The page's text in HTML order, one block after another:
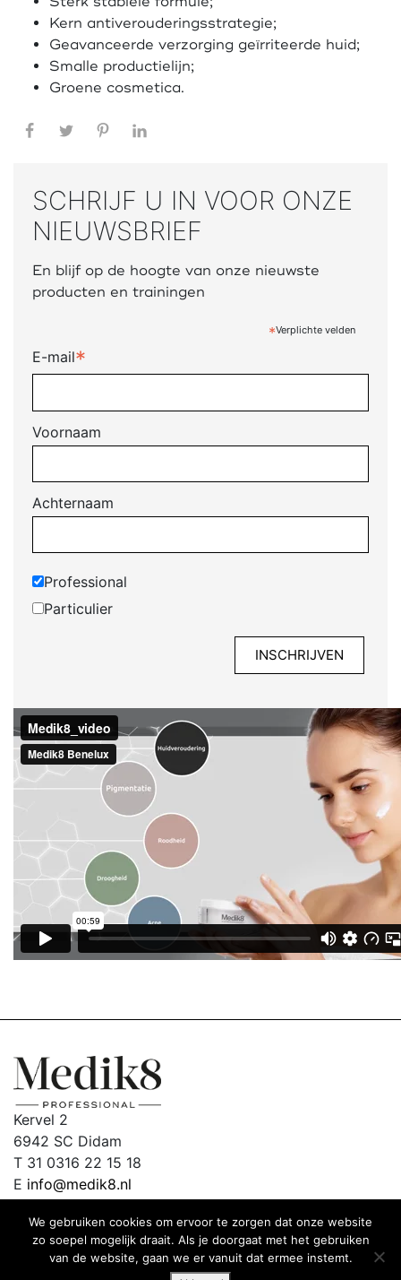
Kern antiverouderingsstrategie;
Geavanceerde verzorging geïrriteerde huid;
Smalle productielijn;
Groene cosmetica.
Facebook
Twitter Pinterest
SCHRIJF U IN VOOR ONZE
NIEUWSBRIEF
En blijf op de hoogte van onze nieuwste
producten en trainingen
*Verplichte velden
E-mail*
Voornaam
Achternaam
Professional
Particulier
Kervel 2
6942 SC Didam
T 31 0316 22 15 18
E info@medik8.nl
© Medik8 2018
We gebruiken cookies om ervoor te zorgen dat onze website
zo soepel mogelijk draait. Als je doorgaat met het gebruiken
van de website, gaan we er vanuit dat ermee instemt.